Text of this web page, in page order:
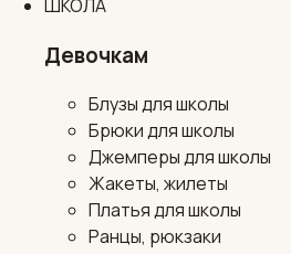
ШКОЛА
Девочкам
Блузы для школы
Брюки для школы
Джемперы для школы
Жакеты, жилеты
Платья для школы
Ранцы, рюкзаки